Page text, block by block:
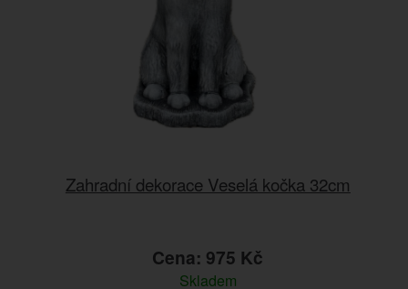
Zahradní dekorace Veselá kočka 32cm
Cena: 975 Kč
Skladem